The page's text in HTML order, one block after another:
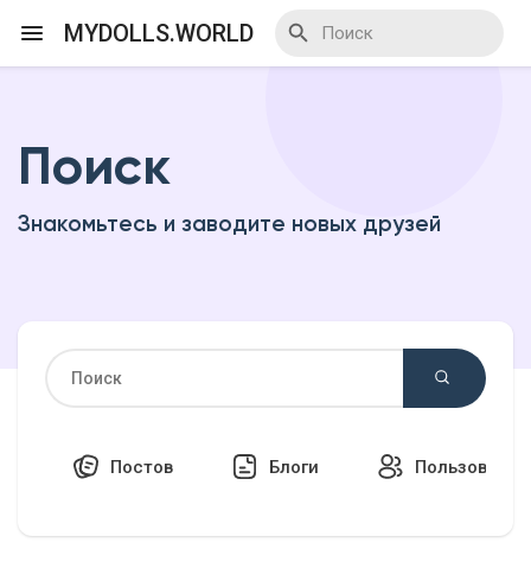
MYDOLLS.WORLD
Я организатор
Смотреть Базар
Поиск
Знакомьтесь и заводите новых друзей
Постов Блоги